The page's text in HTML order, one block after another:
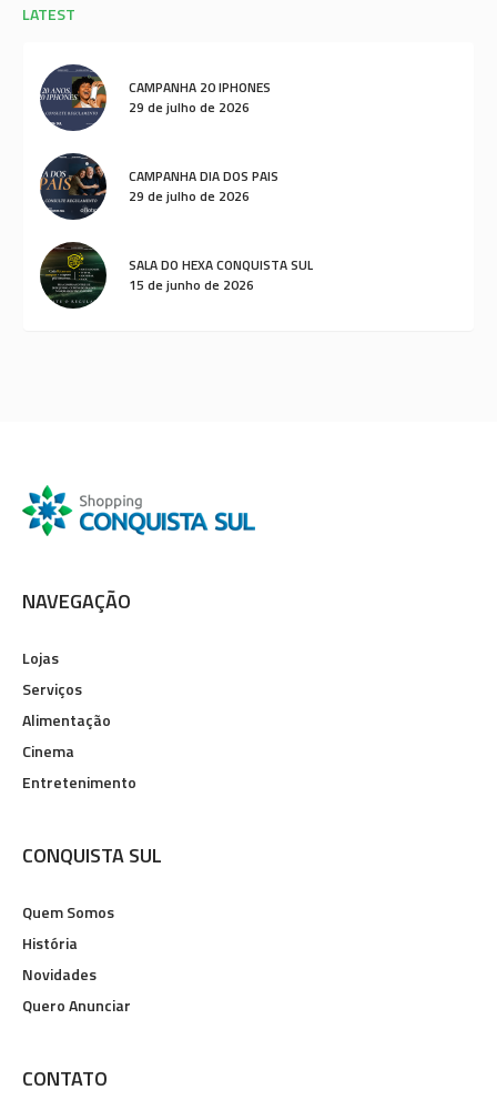
LATEST
CAMPANHA 20 IPHONES
29 de julho de 2026
CAMPANHA DIA DOS PAIS
29 de julho de 2026
SALA DO HEXA CONQUISTA SUL
15 de junho de 2026
NAVEGAÇÃO
Lojas
Serviços
Alimentação
Cinema
Entretenimento
CONQUISTA SUL
Quem Somos
História
Novidades
Quero Anunciar
CONTATO